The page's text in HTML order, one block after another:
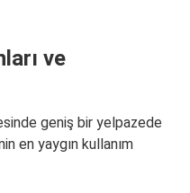
ve
geniş bir yelpazede
en yaygın kullanım